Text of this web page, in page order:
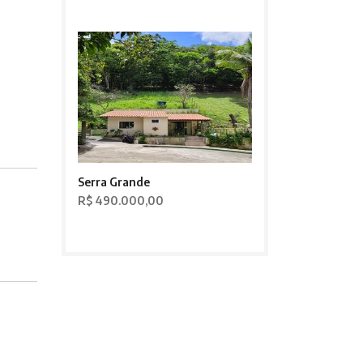
Serra Grande
R$ 490.000,00